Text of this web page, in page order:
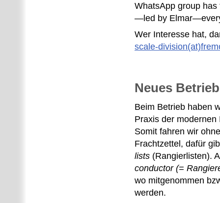
WhatsApp group
—led by
Wer Interesse hat,
scale-
Neues
Beim Betrieb haben
Praxis der
Somit fahren wir
Frachtzettel, dafür
lists (Rangierlisten).
conductor (=
wo mitgenommen
werden.